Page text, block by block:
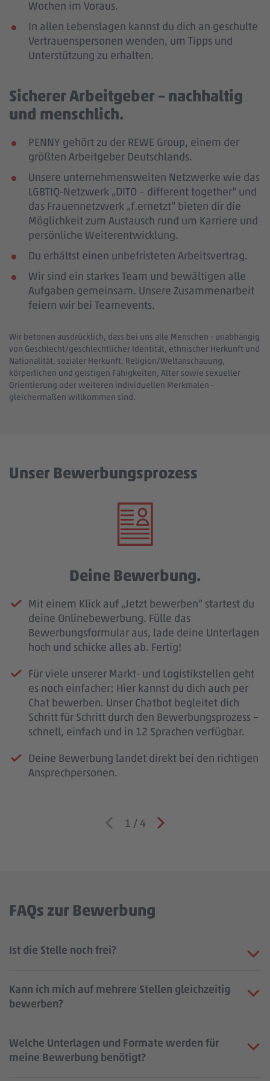
Wochen im Voraus.
In allen Lebenslagen kannst du dich an geschulte
Vertrauenspersonen wenden, um Tipps und
Unterstützung zu erhalten.
Sicherer Arbeitgeber – nachhaltig
und menschlich.
PENNY gehört zu der REWE Group, einem der
größten Arbeitgeber Deutschlands.
Unsere unternehmensweiten Netzwerke wie das
LGBTIQ-Netzwerk „DITO – different together“ und
das Frauennetzwerk „f.ernetzt“ bieten dir die
Möglichkeit zum Austausch rund um Karriere und
persönliche Weiterentwicklung.
Du erhältst einen unbefristeten Arbeitsvertrag.
Wir sind ein starkes Team und bewältigen alle
Aufgaben gemeinsam. Unsere Zusammenarbeit
feiern wir bei Teamevents.
Wir betonen ausdrücklich, dass bei uns alle Menschen - unabhängig
von Geschlecht/geschlechtlicher Identität, ethnischer Herkunft und
Nationalität, sozialer Herkunft, Religion/Weltanschauung,
körperlichen und geistigen Fähigkeiten, Alter sowie sexueller
Orientierung oder weiteren individuellen Merkmalen -
gleichermaßen willkommen sind.
Unser Bewerbungsprozess
Deine Bewerbung.
Mit einem Klick auf „Jetzt bewerben“ startest du
deine Onlinebewerbung. Fülle das
Bewerbungsformular aus, lade deine Unterlagen
hoch und schicke alles ab. Fertig!
Für viele unserer Markt- und Logistikstellen geht
es noch einfacher: Hier kannst du dich auch per
Chat bewerben. Unser Chatbot begleitet dich
Schritt für Schritt durch den Bewerbungsprozess –
schnell, einfach und in 12 Sprachen verfügbar.
Deine Bewerbung landet direkt bei den richtigen
Ansprechpersonen.
1 / 4
FAQs zur Bewerbung
Ist die Stelle noch frei?
Kann ich mich auf mehrere Stellen gleichzeitig
bewerben?
Welche Unterlagen und Formate werden für
meine Bewerbung benötigt?